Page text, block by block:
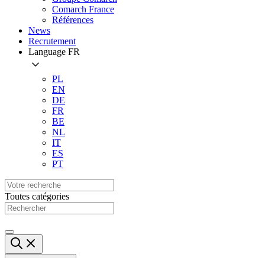
Comarch France
Références
News
Recrutement
Language FR
PL
EN
DE
FR
BE
NL
IT
ES
PT
Toutes catégories